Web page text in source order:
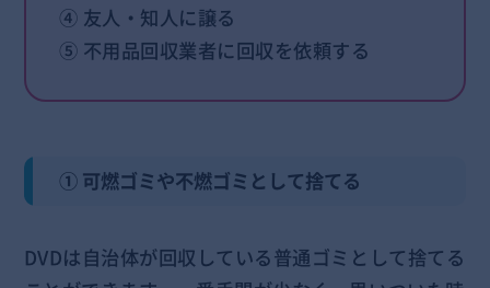
④ 友人・知人に譲る
⑤ 不用品回収業者に回収を依頼する
① 可燃ゴミや不燃ゴミとして捨てる
DVDは自治体が回収している普通ゴミとして捨てる